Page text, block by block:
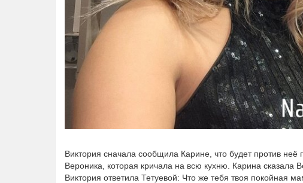
Виктория сначала сообщила Карине, что будет против неё
Вероника, которая кричала на всю кухню. Карина сказала
Виктория ответила Тетуевой: Что же тебя твоя покойная